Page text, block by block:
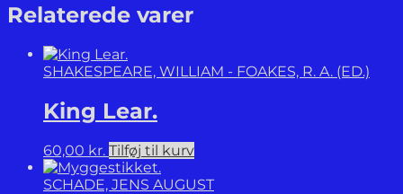
Relaterede varer
SHAKESPEARE, WILLIAM - FOAKES, R. A. (ED.)
King Lear.
60,00 kr. Tilføj til kurv
SCHADE, JENS AUGUST